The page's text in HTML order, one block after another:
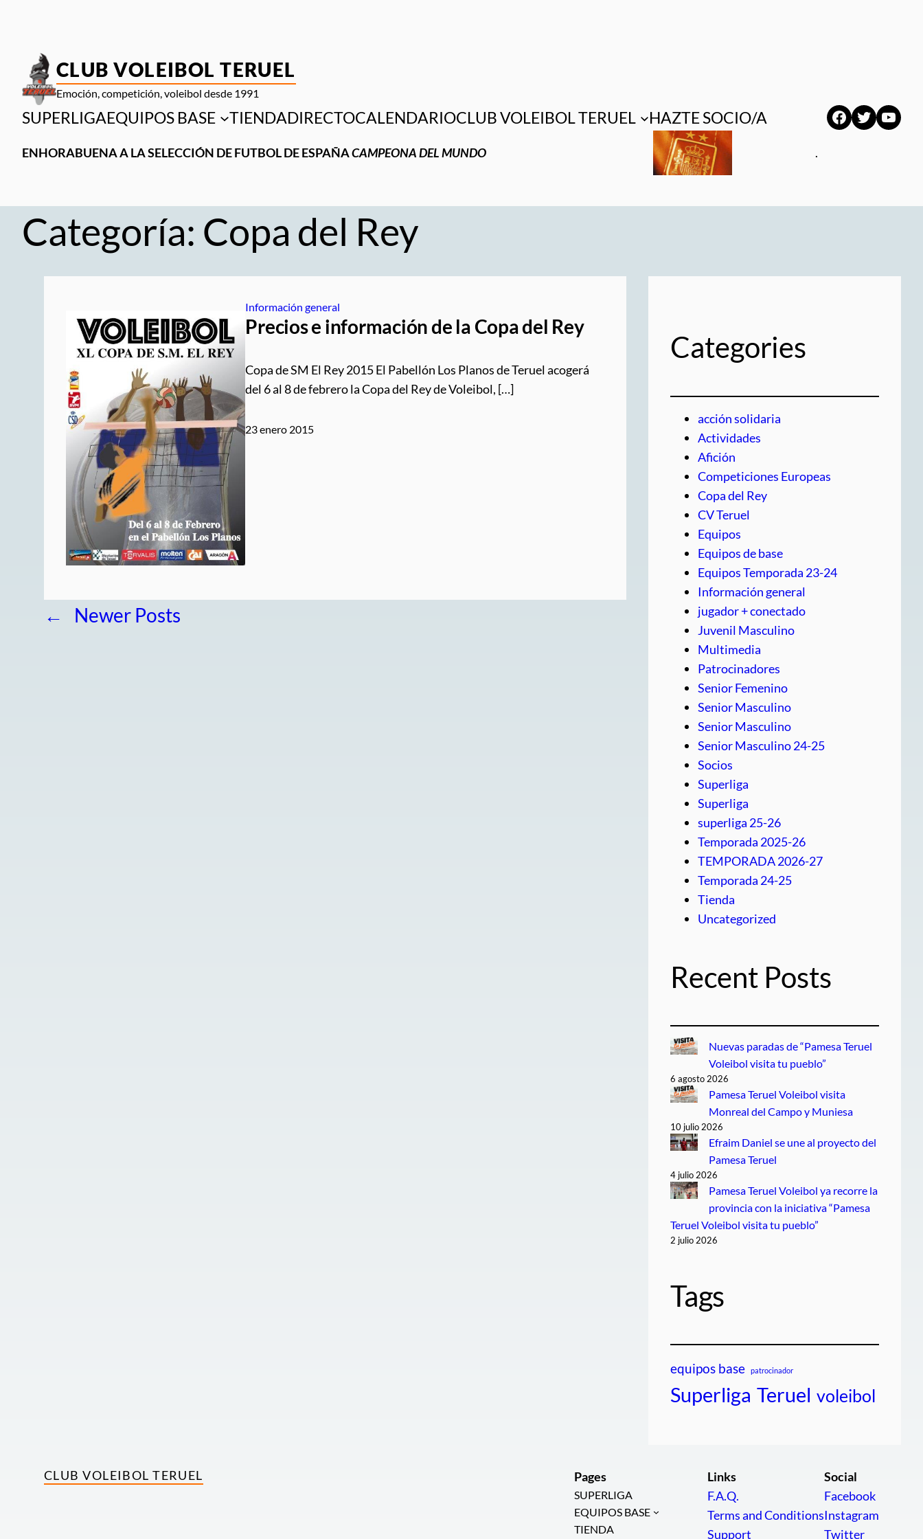
CLUB VOLEIBOL TERUEL
Emoción, competición, voleibol desde 1991
SUPERLIGAEQUIPOS BASE TIENDADIRECTOCALENDARIOCLUB VOLEIBOL TERUEL HAZTE SOCIO/A Facebook
Twitter
ENHORABUENA A LA SELECCIÓN DE FUTBOL DE ESPAÑACAMPEONA DEL MUNDO .
Categoría: Copa del Rey
Información general
Precios e información de la Copa del Rey
Copa de SM El Rey 2015 El Pabellón Los Planos de Teruel acogerá
del 6 al 8 de febrero la Copa del Rey de Voleibol, […]
23 enero 2015
← Newer Posts
Categories
acción solidaria
Actividades
Afición
Competiciones Europeas
Copa del Rey
CV Teruel
Equipos
Equipos de base
Equipos Temporada 23-24
Información general
jugador + conectado
Juvenil Masculino
Multimedia
Patrocinadores
Senior Femenino
Senior Masculino
Senior Masculino
Senior Masculino 24-25
Socios
Superliga
Superliga
superliga 25-26
Temporada 2025-26
TEMPORADA 2026-27
Temporada 24-25
Tienda
Uncategorized
Recent Posts
Nuevas paradas de “Pamesa Teruel
Voleibol visita tu pueblo”
6 agosto 2026
Pamesa Teruel Voleibol visita
Monreal del Campo y Muniesa
10 julio 2026
Efraim Daniel se une al proyecto del
Pamesa Teruel
4 julio 2026
Pamesa Teruel Voleibol ya recorre la
provincia con la iniciativa “Pamesa
Teruel Voleibol visita tu pueblo”
2 julio 2026
Tags
equipos base patrocinador
Superliga Teruel voleibol
CLUB VOLEIBOL TERUEL Pages
SUPERLIGA
EQUIPOS BASE
TIENDA
Links
F.A.Q.
Terms and Conditions
Support
Social
Facebook
Instagram
Twitter